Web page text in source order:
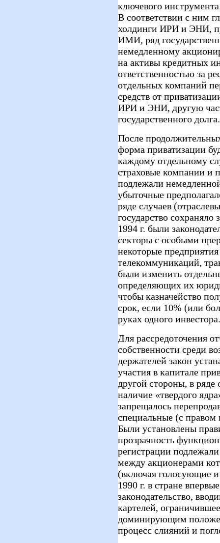
ключевого
В соответствии с ним
холдинги ИРИ и ЭНИ,
ИМИ, ряд
немедленному
на активы кредитных
ответственностью за
отдельных компаний
средств от
ИРИ и ЭНИ, другую
государственного долга.
После
форма приватизации
каждому отдельному
страховые компании и
подлежали
убыточные
ряде случаев
государство
1994 г. были
секторы с особыми
некоторые
телекоммуникаций,
были изменить
определяющих их
чтобы казначейство
срок, если 10% (или
руках одного инвестора.
Для рассредоточения
собственности среди
держателей закон
участия в капитале
другой стороны, в
наличие «твердого
запрещалось
специальные (с правом
Были установлены
прозрачность
регистрации
между акционерами
(включая голосующие и
1990 г. в стране
законодательство,
картелей,
доминирующим
процесс слияний и